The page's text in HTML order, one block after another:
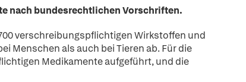
nach bundesrechtlichen Vorschriften.
verschreibungspflichtigen Wirkstoffen und
Menschen als auch bei Tieren ab. Für die
Medikamente aufgeführt, und die